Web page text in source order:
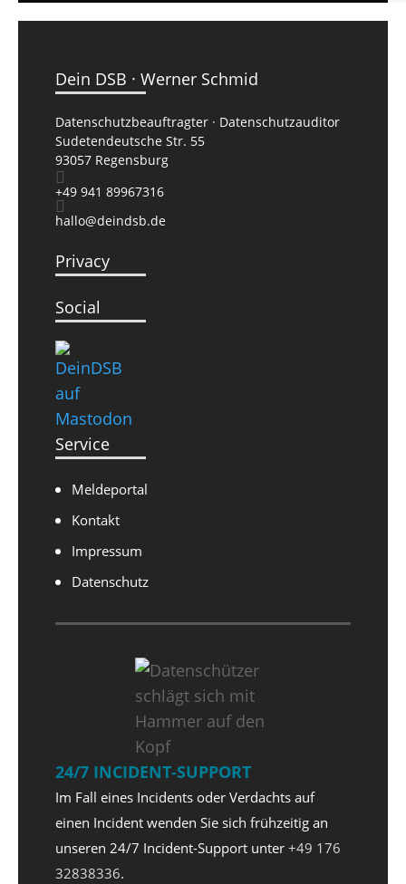
Dein DSB · Werner Schmid
Daten­schutz­beauftragter · Daten­schutz­auditor
Sudetendeutsche Str. 55
93057 Regensburg

+49 941 89967316

hallo@deindsb.de
Privacy
Social
Service
Meldeportal
Kontakt
Impressum
Datenschutz
24/7 INCIDENT-SUPPORT
Im Fall eines Incidents oder Verdachts auf
einen Incident wenden Sie sich frühzeitig an
unseren 24/7 Incident-Support unter +49 176
32838336.